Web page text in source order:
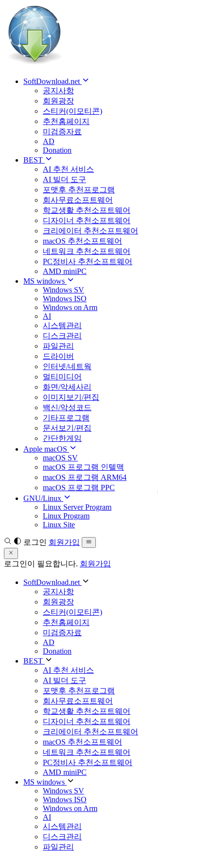
SoftDownload.net
공지사항
회원광장
스티커(이모티콘)
추천홈페이지
미검증자료
AD
Donation
BEST
AI 추천 서비스
AI 빌더 도구
포맷후 추천프로그램
회사무료소프트웨어
학교생활 추천소프트웨어
디자이너 추천소프트웨어
크리에이터 추천소프트웨어
macOS 추천소프트웨어
네트워크 추천소프트웨어
PC정비사 추천소프트웨어
AMD miniPC
MS windows
Windows SV
Windows ISO
Windows on Arm
AI
시스템관리
디스크관리
파일관리
드라이버
인터넷/네트웍
멀티미디어
화면/악세사리
이미지보기/편집
백신/악성코드
기타프로그램
문서보기/편집
간단한게임
Apple macOS
macOS SV
macOS 프로그램 인텔맥
macOS 프로그램 ARM64
macOS 프로그램 PPC
GNU/Linux
Linux Server Program
Linux Program
Linux Site
로그인 회원가입
로그인이 필요합니다. 회원가입
SoftDownload.net
공지사항
회원광장
스티커(이모티콘)
추천홈페이지
미검증자료
AD
Donation
BEST
AI 추천 서비스
AI 빌더 도구
포맷후 추천프로그램
회사무료소프트웨어
학교생활 추천소프트웨어
디자이너 추천소프트웨어
크리에이터 추천소프트웨어
macOS 추천소프트웨어
네트워크 추천소프트웨어
PC정비사 추천소프트웨어
AMD miniPC
MS windows
Windows SV
Windows ISO
Windows on Arm
AI
시스템관리
디스크관리
파일관리